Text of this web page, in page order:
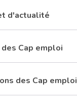
d'actualité
Cap emploi
des Cap emploi